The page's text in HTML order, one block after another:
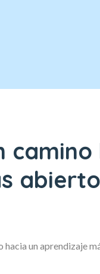
camino
abierto
un aprendizaje